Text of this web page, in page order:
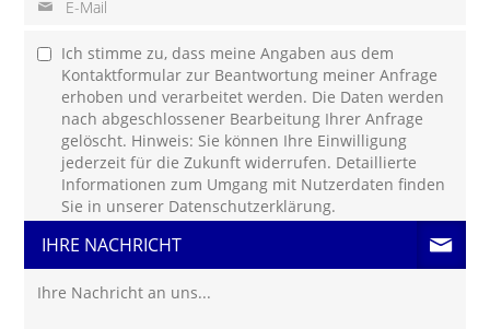
Ich stimme zu, dass meine Angaben aus dem
Kontaktformular zur Beantwortung meiner Anfrage
erhoben und verarbeitet werden. Die Daten werden
nach abgeschlossener Bearbeitung Ihrer Anfrage
gelöscht. Hinweis: Sie können Ihre Einwilligung
jederzeit für die Zukunft widerrufen. Detaillierte
Informationen zum Umgang mit Nutzerdaten finden
Sie in unserer Datenschutzerklärung.
IHRE NACHRICHT